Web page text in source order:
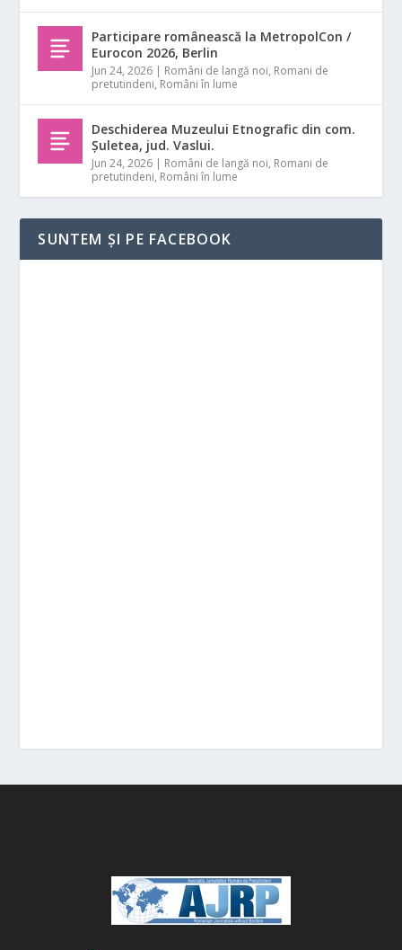
Participare românească la MetropolCon /
Eurocon 2026, Berlin
Jun 24, 2026 | Români de langă noi, Romani de
pretutindeni, Români în lume
Deschiderea Muzeului Etnografic din com.
Șuletea, jud. Vaslui.
Jun 24, 2026 | Români de langă noi, Romani de
pretutindeni, Români în lume
SUNTEM ȘI PE FACEBOOK